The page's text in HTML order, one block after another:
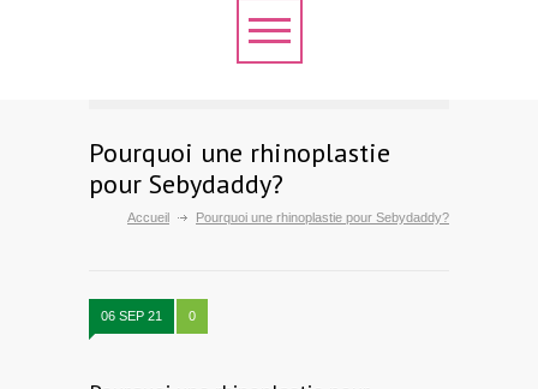
Pourquoi une rhinoplastie
pour Sebydaddy?
Accueil Pourquoi une rhinoplastie pour Sebydaddy?
06 SEP 21 0